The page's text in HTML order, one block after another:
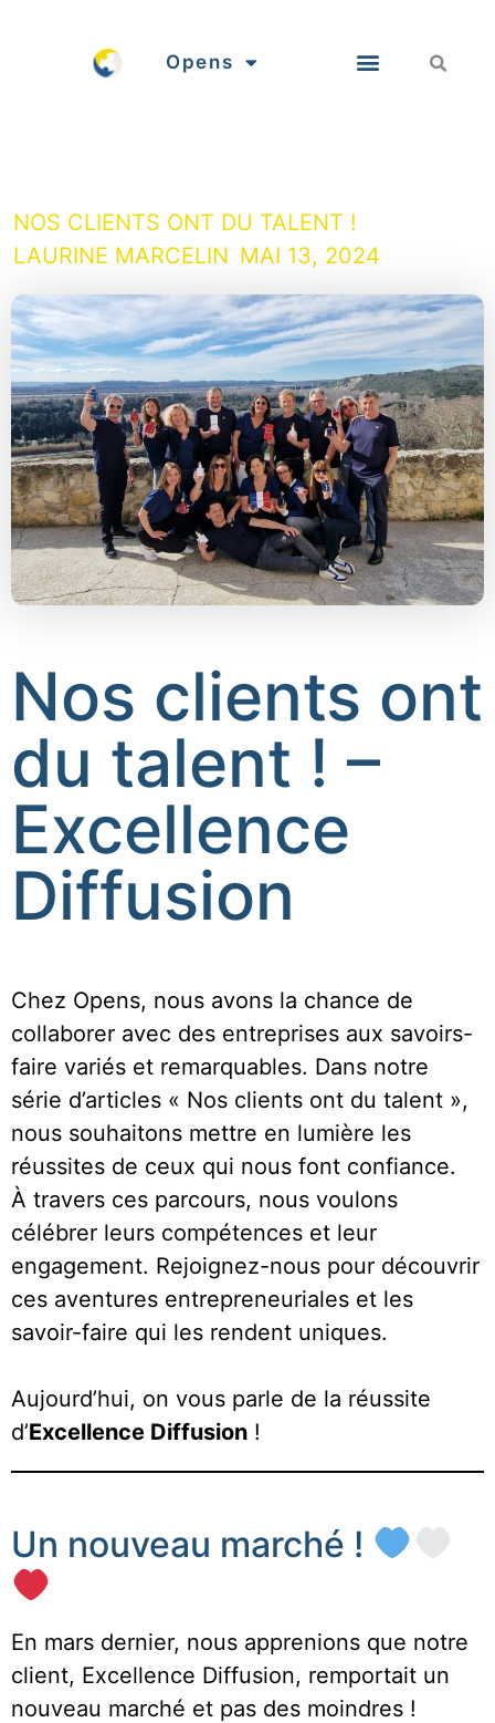
Opens
NOS CLIENTS ONT DU TALENT !
LAURINE MARCELIN MAI 13, 2024
Nos clients ont
du talent ! –
Excellence
Diffusion
Chez Opens, nous avons la chance de
collaborer avec des entreprises aux savoirs-
faire variés et remarquables. Dans notre
série d’articles « Nos clients ont du talent »,
nous souhaitons mettre en lumière les
réussites de ceux qui nous font confiance.
À travers ces parcours, nous voulons
célébrer leurs compétences et leur
engagement. Rejoignez-nous pour découvrir
ces aventures entrepreneuriales et les
savoir-faire qui les rendent uniques.
Aujourd’hui, on vous parle de la réussite
d’Excellence Diffusion !
Un nouveau marché !
En mars dernier, nous apprenions que notre
client, Excellence Diffusion, remportait un
nouveau marché et pas des moindres !